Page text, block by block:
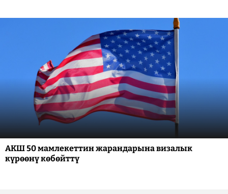
АКШ 50 мамлекеттин жарандарына визалык
күрөөнү көбөйттү